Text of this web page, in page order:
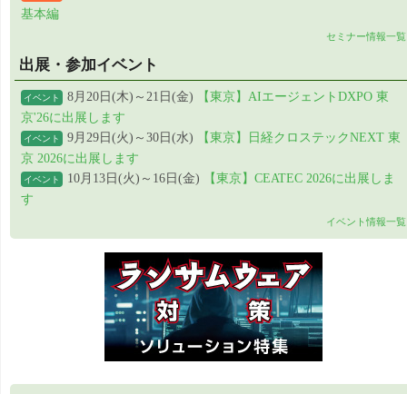
基本編
セミナー情報一覧
出展・参加イベント
イベント 8月20日(木)～21日(金)
【東京】AIエージェントDXPO 東
京'26に出展します
イベント 9月29日(火)～30日(水)
【東京】日経クロステックNEXT 東
京 2026に出展します
イベント 10月13日(火)～16日(金)
【東京】CEATEC 2026に出展しま
す
イベント情報一覧